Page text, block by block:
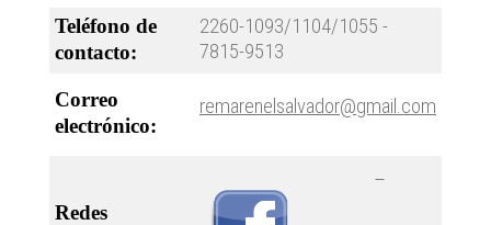
Teléfono de
contacto:
2260-1093/1104/1055 -
7815-9513
Correo
electrónico:
remarenelsalvador@gmail.com
Redes